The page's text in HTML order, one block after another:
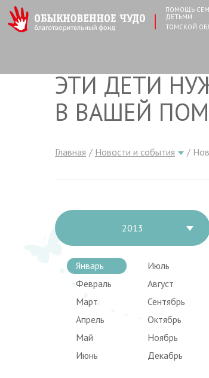
ПОМОЩЬ
ДЕТЬМИ
ТОМСКОЙ
ЭТИ ДЕТИ
В ВАШЕЙ
Главная Новости и события
2013
Январь
Февраль
Март
Апрель
Май
Июнь
Июль
Август
Сентябрь
Октябрь
Ноябрь
Декабрь